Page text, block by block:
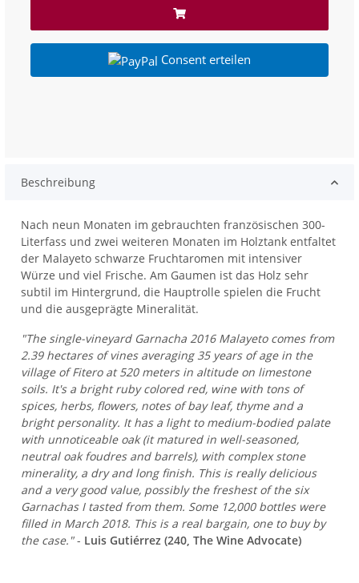
Consent erteilen
Beschreibung
Nach neun Monaten im gebrauchten französischen 300-
Literfass und zwei weiteren Monaten im Holztank entfaltet
der Malayeto schwarze Fruchtaromen mit intensiver
Würze und viel Frische. Am Gaumen ist das Holz sehr
subtil im Hintergrund, die Hauptrolle spielen die Frucht
und die ausgeprägte Mineralität.
"The single-vineyard Garnacha 2016 Malayeto comes from
2.39 hectares of vines averaging 35 years of age in the
village of Fitero at 520 meters in altitude on limestone
soils. It's a bright ruby colored red, wine with tons of
spices, herbs, flowers, notes of bay leaf, thyme and a
bright personality. It has a light to medium-bodied palate
with unnoticeable oak (it matured in well-seasoned,
neutral oak foudres and barrels), with complex stone
minerality, a dry and long finish. This is really delicious
and a very good value, possibly the freshest of the six
Garnachas I tasted from them. Some 12,000 bottles were
filled in March 2018. This is a real bargain, one to buy by
the case."- Luis Gutiérrez (240, The Wine Advocate)